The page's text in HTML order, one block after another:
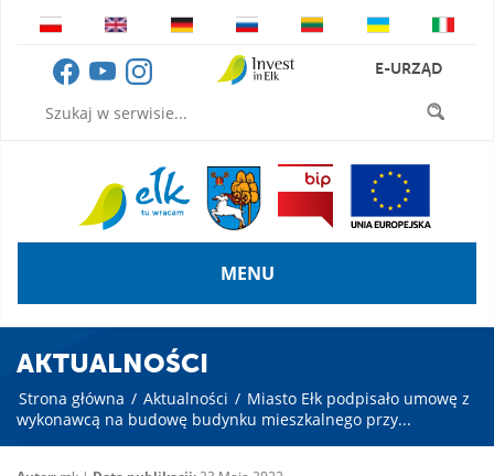
E-URZĄD
MENU
AKTUALNOŚCI
Strona główna / Aktualności / Miasto Ełk podpisało umowę z
wykonawcą na budowę budynku mieszkalnego przy...